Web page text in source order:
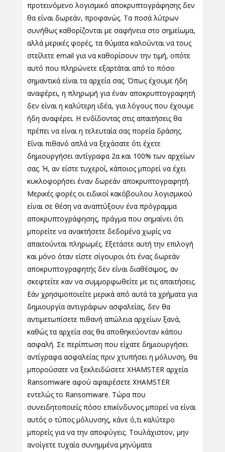
προτεινόμενο λογισμικό αποκρυπτογράφησης δεν
θα είναι δωρεάν, προφανώς. Τα ποσά λύτρων
συνήθως καθορίζονται με σαφήνεια στο σημείωμα,
αλλά μερικές φορές, τα θύματα καλούνται να τους
στείλετε email για να καθορίσουν την τιμή, οπότε
αυτό που πληρώνετε εξαρτάται από το πόσο
σημαντικά είναι τα αρχεία σας. Όπως έχουμε ήδη
αναφέρει, η πληρωμή για έναν αποκρυπτογραφητή
δεν είναι η καλύτερη ιδέα, για λόγους που έχουμε
ήδη αναφέρει. Η ενδίδοντας στις απαιτήσεις θα
πρέπει να είναι η τελευταία σας πορεία δράσης.
Είναι πιθανό απλά να ξεχάσατε ότι έχετε
δημιουργήσει αντίγραφα 2α και 100% των αρχείων
σας. Ή, αν είστε τυχεροί, κάποιος μπορεί να έχει
κυκλοφορήσει έναν δωρεάν αποκρυπτογραφητή.
Μερικές φορές οι ειδικοί κακόβουλου λογισμικού
είναι σε θέση να αναπτύξουν ένα πρόγραμμα
αποκρυπτογράφησης, πράγμα που σημαίνει ότι
μπορείτε να ανακτήσετε δεδομένα χωρίς να
απαιτούνται πληρωμές. Εξετάστε αυτή την επιλογή
και μόνο όταν είστε σίγουροι ότι ένας δωρεάν
αποκρυπτογραφητής δεν είναι διαθέσιμος, αν
σκεφτείτε καν να συμμορφωθείτε με τις απαιτήσεις.
Εάν χρησιμοποιείτε μερικά από αυτά τα χρήματα για
δημιουργία αντιγράφων ασφαλείας, δεν θα
αντιμετωπίσετε πιθανή απώλεια αρχείων ξανά,
καθώς τα αρχεία σας θα αποθηκεύονταν κάπου
ασφαλή. Σε περίπτωση που είχατε δημιουργήσει
αντίγραφα ασφαλείας πριν χτυπήσει η μόλυνση, θα
μπορούσατε να ξεκλειδώσετε XHAMSTER αρχεία
Ransomware αφού αφαιρέσετε XHAMSTER
εντελώς το Ransomware. Τώρα που
συνειδητοποιείς πόσο επικίνδυνος μπορεί να είναι
αυτός ο τύπος μόλυνσης, κάνε ό,τι καλύτερο
μπορείς για να την αποφύγεις. Τουλάχιστον, μην
ανοίγετε τυχαία συνημμένα μηνύματα